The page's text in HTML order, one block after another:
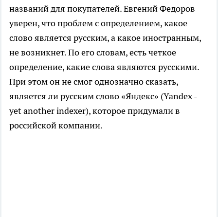
названий для покупателей. Евгений Федоров
уверен, что проблем с определением, какое
слово является русским, а какое иностранным,
не возникнет. По его словам, есть четкое
определение, какие слова являются русскими.
При этом он не смог однозначно сказать,
является ли русским слово «Яндекс» (Yandex -
yet another indexer), которое придумали в
российской компании.